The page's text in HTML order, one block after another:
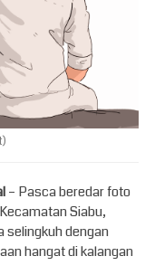
– Pasca beredar foto
Siabu,
selingkuh dengan
hangat di kalangan